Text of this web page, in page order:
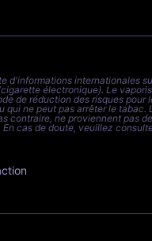
d'informations internationales
électronique). Le
de réduction des risques pour
qui ne peut pas arrêter le tabac.
contraire, ne proviennent pas de
cas de doute, veuillez